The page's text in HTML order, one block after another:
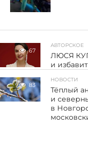
67
АВТОРСКОЕ
ЛЮСЯ
и
83
НОВОСТИ
Тёплый
и
в